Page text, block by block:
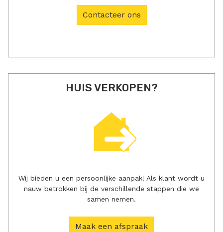
Contacteer ons
HUIS VERKOPEN?
Wij bieden u een persoonlijke aanpak! Als klant wordt u
nauw betrokken bij de verschillende stappen die we
samen nemen.
Maak een afspraak